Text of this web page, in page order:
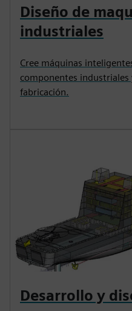
Diseño de
industriales
Cree máquinas
componentes
fabricación.
Desarrollo y